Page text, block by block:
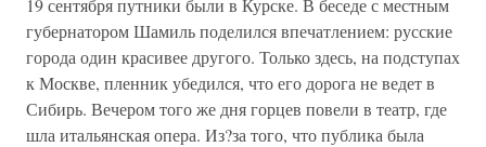
19 сентября путники были в Курске. В беседе с местным
губернатором Шамиль поделился впечатлением: русские
города один красивее другого. Только здесь, на подступах
к Москве, пленник убедился, что его дорога не ведет в
Сибирь. Вечером того же дня горцев повели в театр, где
шла итальянская опера. Из?за того, что публика была